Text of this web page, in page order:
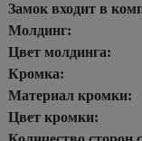
Замок входит в
Молдинг:
Цвет молдинга:
Кромка:
Материал кромки:
Цвет кромки: